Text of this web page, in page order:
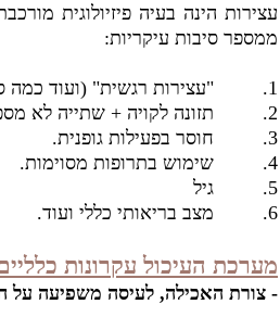
עצירות הינה בעיה פיזיולוגית
ממספר סיבות עיקריות:
1.
"עצירות רגשית" (ועוד כמה
2.
תזונה לקויה + שתייה לא
3.
חוסר בפעילות גופנית.
4.
שימוש בתרופות מסוימות.
5.
גיל
6.
מצב בריאותי כללי ועוד.
מערכת העיכול עקרונות
- צורת האכילה, לעיסה משפיעה על